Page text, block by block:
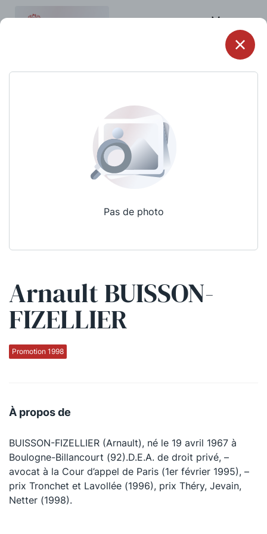
Menu
Pas de photo
Arnault BUISSON-
FIZELLIER
Promotion 1998
À propos de
BUISSON-FIZELLIER (Arnault), né le 19 avril 1967 à
Boulogne-Billancourt (92).D.E.A. de droit privé, –
avocat à la Cour d’appel de Paris (1er février 1995), –
prix Tronchet et Lavollée (1996), prix Théry, Jevain,
Netter (1998).
Qui sommes-nous ?
La Conférence
La défense pénale
Le Concours de la Conférence
La Conférence Berryer
La Petite Conférence